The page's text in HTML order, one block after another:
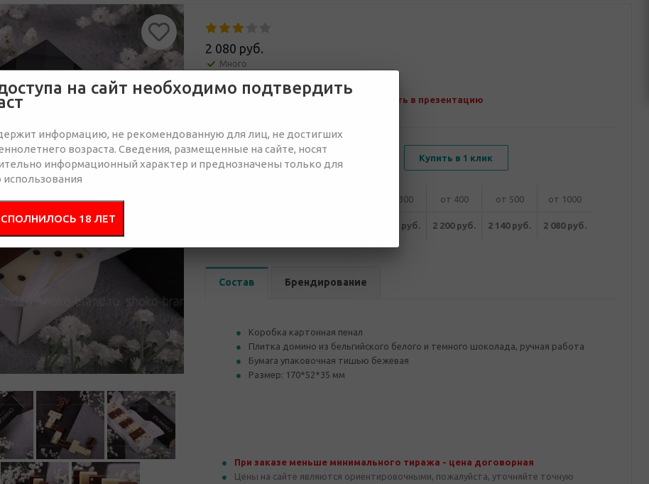
2 080 руб.
Много
Добавить в презентацию
Купить в 1 клик
от 300 от 400 от 500 от 1000
2 260 руб. 2 200 руб. 2 140 руб. 2 080 руб.
Состав Брендирование
Коробка картонная пенал
Плитка домино из бельгийского белого и темного шоколада, ручная работа
Бумага упаковочная тишью бежевая
Размер: 170*52*35 мм
При заказе меньше минимального тиража - цена договорная
Цены на сайте являются ориентировочными, пожалуйста, уточняйте точную
на сайт необходимо подтвердить
информацию, не рекомендованную для лиц, не достигших
возраста. Сведения, размещенные на сайте, носят
информационный характер и преднозначены только для
использования
18 ЛЕТ